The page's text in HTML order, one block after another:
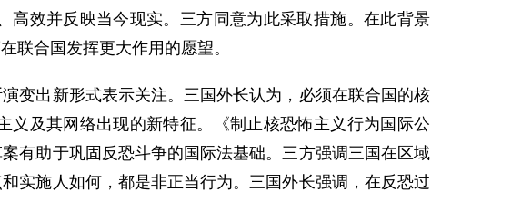
效并反映当今现实。三方同意为此采取措施。在此背景
联合国发挥更大作用的愿望。
出新形式表示关注。三国外长认为，必须在联合国的核
及其网络出现的新特征。《制止核恐怖主义行为国际公
有助于巩固反恐斗争的国际法基础。三方强调三国在区域
实施人如何，都是非正当行为。三国外长强调，在反恐过